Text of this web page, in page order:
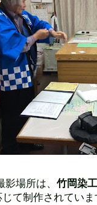
場所は、 竹岡染工
て制作されてい